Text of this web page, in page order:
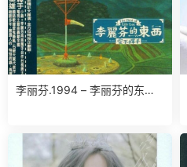
李丽芬.1994 – 李丽芬的东西.